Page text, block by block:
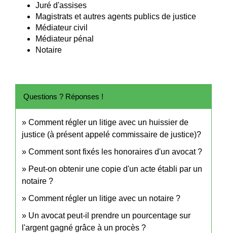
Juré d'assises
Magistrats et autres agents publics de justice
Médiateur civil
Médiateur pénal
Notaire
Questions ? Réponses !
Comment régler un litige avec un huissier de
justice (à présent appelé commissaire de justice)?
Comment sont fixés les honoraires d'un avocat ?
Peut-on obtenir une copie d'un acte établi par un
notaire ?
Comment régler un litige avec un notaire ?
Un avocat peut-il prendre un pourcentage sur
l'argent gagné grâce à un procès ?